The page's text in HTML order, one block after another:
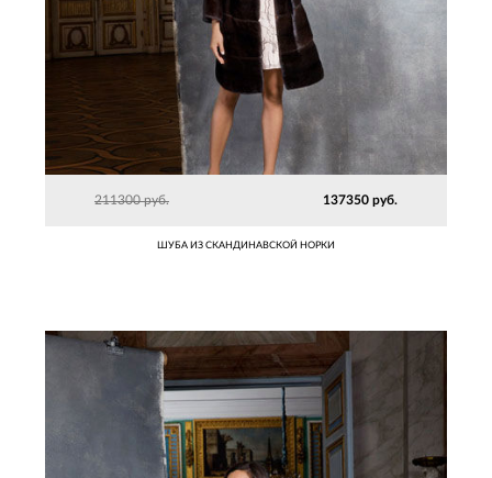
ШУБА ИЗ СКАНДИНАВСКОЙ НОРКИ
211300 руб. 137350 руб.